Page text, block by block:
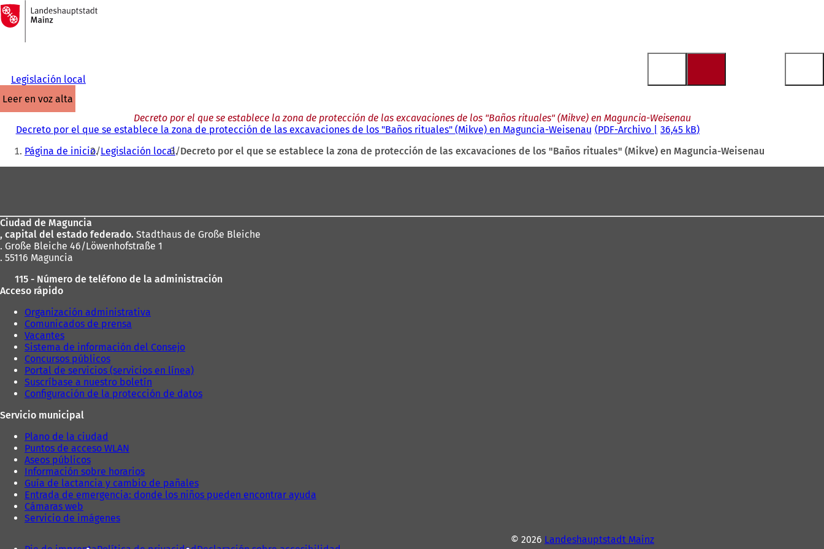
Saltar al contenido
A
la
página
Legislación local
leer en voz alta
Decreto por el que se establece la zona de protección de las excavaciones de los "Baños rituales" (Mikve) en Maguncia-Weisenau
Decreto por el que se establece la zona de protección de las excavaciones de los "Baños rituales" (Mikve) en Maguncia-Weisenau PDF-Archivo 36,45 kB
Estás
aquí:
Página de inicio Legislación local Decreto por el que se establece la zona de protección de las excavaciones de los "Baños rituales" (Mikve) en Maguncia-Weisenau
pies
Ciudad de Maguncia
, capital del estado federado. Stadthaus de Große Bleiche
. Große Bleiche 46/Löwenhofstraße 1
. 55116 Maguncia
115 - Número de teléfono de la administración
Acceso rápido
Organización administrativa
Comunicados de prensa
Vacantes
Sistema de información del Consejo
Concursos públicos
Portal de servicios (servicios en línea)
Suscríbase a nuestro boletín
Configuración de la protección de datos
Servicio municipal
Plano de la ciudad
Puntos de acceso WLAN
Aseos públicos
Información sobre horarios
Guía de lactancia y cambio de pañales
Entrada de emergencia: donde los niños pueden encontrar ayuda
Cámaras web
Servicio de imágenes
© 2026 Landeshauptstadt Mainz